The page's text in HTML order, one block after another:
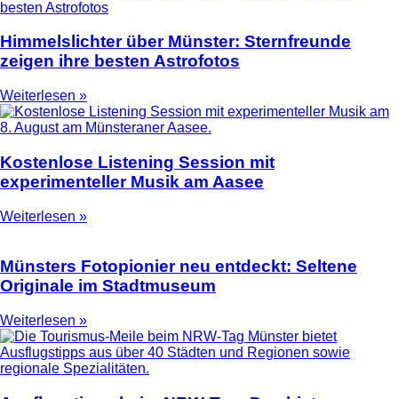
Himmelslichter über Münster: Sternfreunde
zeigen ihre besten Astrofotos
Weiterlesen »
Kostenlose Listening Session mit
experimenteller Musik am Aasee
Weiterlesen »
Münsters Fotopionier neu entdeckt: Seltene
Originale im Stadtmuseum
Weiterlesen »